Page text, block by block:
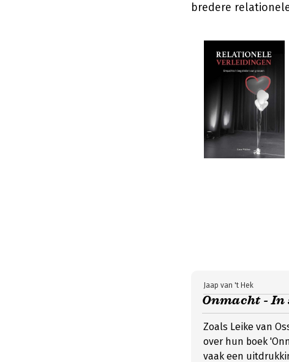
bredere
Onmacht -
Jaap van 't Hek
Zoals Leike van
over hun boek
vaak een